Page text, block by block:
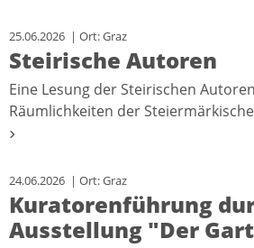
25.06.2026 | Ort: Graz
Steirische Autoren
Eine Lesung der Steirischen
Räumlichkeiten der
24.06.2026 | Ort: Graz
Kuratorenführung
Ausstellung "Der